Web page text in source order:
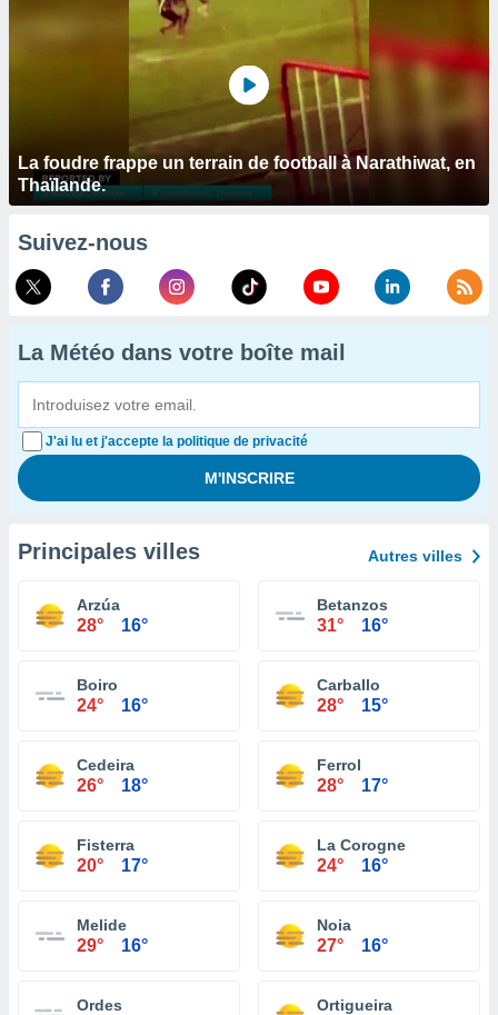
La foudre frappe un terrain de football à Narathiwat, en
Thaïlande.
Suivez-nous
La Météo dans votre boîte mail
J'ai lu et j'accepte la politique de privacité
Principales villes Autres villes
Arzúa
28° 16°
Betanzos
31° 16°
Boiro
24° 16°
Carballo
28° 15°
Cedeira
26° 18°
Ferrol
28° 17°
Fisterra
20° 17°
La Corogne
24° 16°
Melide
29° 16°
Noia
27° 16°
Ordes Ortigueira